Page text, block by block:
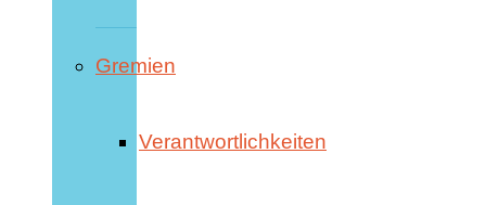
Gremien
Verantwortlichkeiten